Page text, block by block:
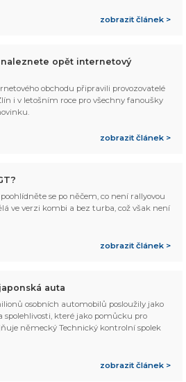
zobrazit článek >
opět internetový
obchodu připravili provozovatelé
i v letošním roce pro všechny fanoušky
zobrazit článek >
se po něčem, co není rallyovou
ve verzi kombi a bez turba, což však není
zobrazit článek >
auta
osobních automobilů posloužily jako
spolehlivosti, které jako pomůcku pro
německý Technický kontrolní spolek
zobrazit článek >